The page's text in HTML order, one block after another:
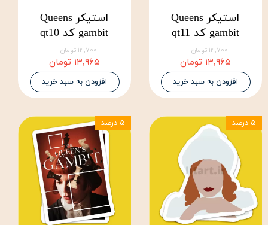
استیکر Queens
gambit کد qt11
۱۴,۷۰۰ تومان
۱۳,۹۶۵ تومان
افزودن به سبد خرید
استیکر Queens
gambit کد qt10
۱۴,۷۰۰ تومان
۱۳,۹۶۵ تومان
افزودن به سبد خرید
۵ درصد ۵ درصد